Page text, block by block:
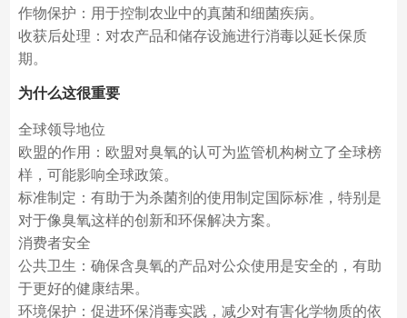
作物保护：用于控制农业中的真菌和细菌疾病。
收获后处理：对农产品和储存设施进行消毒以延长保质
期。
为什么这很重要
全球领导地位
欧盟的作用：欧盟对臭氧的认可为监管机构树立了全球榜
样，可能影响全球政策。
标准制定：有助于为杀菌剂的使用制定国际标准，特别是
对于像臭氧这样的创新和环保解决方案。
消费者安全
公共卫生：确保含臭氧的产品对公众使用是安全的，有助
于更好的健康结果。
环境保护：促进环保消毒实践，减少对有害化学物质的依